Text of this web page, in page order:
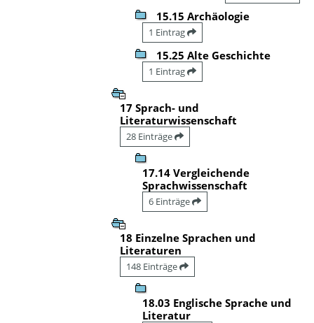
15.15 Archäologie
1 Eintrag
15.25 Alte Geschichte
1 Eintrag
17 Sprach- und
Literaturwissenschaft
28 Einträge
17.14 Vergleichende
Sprachwissenschaft
6 Einträge
18 Einzelne Sprachen und
Literaturen
148 Einträge
18.03 Englische Sprache und
Literatur